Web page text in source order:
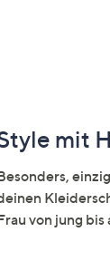
mit
von jung